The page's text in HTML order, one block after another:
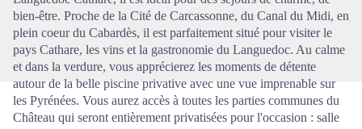
bien-être. Proche de la Cité de Carcassonne, du Canal du Midi, en
plein coeur du Cabardès, il est parfaitement situé pour visiter le
pays Cathare, les vins et la gastronomie du Languedoc. Au calme
et dans la verdure, vous apprécierez les moments de détente
autour de la belle piscine privative avec une vue imprenable sur
les Pyrénées. Vous aurez accès à toutes les parties communes du
Château qui seront entièrement privatisées pour l'occasion : salle